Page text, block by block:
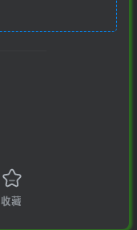
收藏